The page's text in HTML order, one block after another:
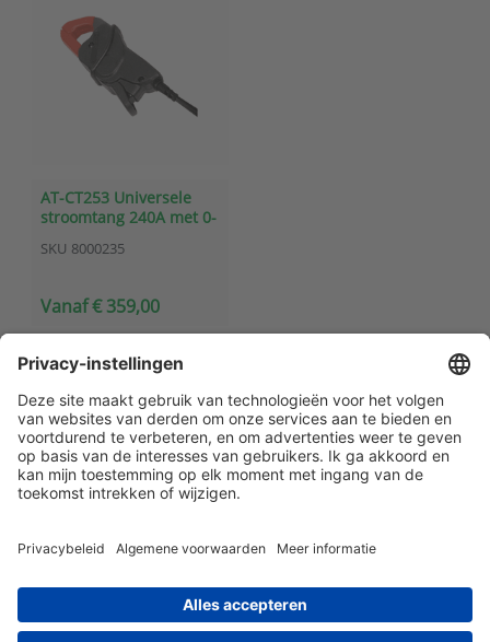
AT-CT253 Universele
stroomtang 240A met 0-
SKU 8000235
Vanaf € 359,00
Klantenservice
Contact met ATAL
Maandelijks op de hoogte blijven? Schrijf